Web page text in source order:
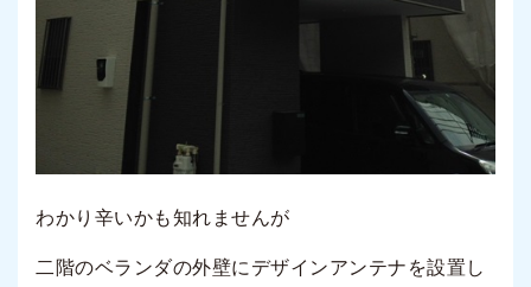
わかり辛いかも知れませんが
二階のベランダの外壁にデザインアンテナを設置し